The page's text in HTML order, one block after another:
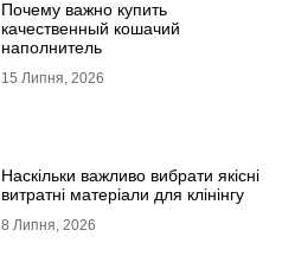
Почему важно купить
качественный кошачий
наполнитель
15 Липня, 2026
Наскільки важливо вибрати якісні
витратні матеріали для клінінгу
8 Липня, 2026